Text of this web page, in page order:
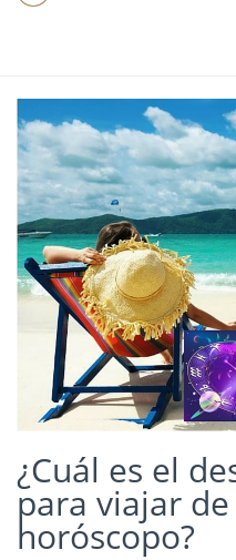
¿Cuál es el
para viajar de
horóscopo?